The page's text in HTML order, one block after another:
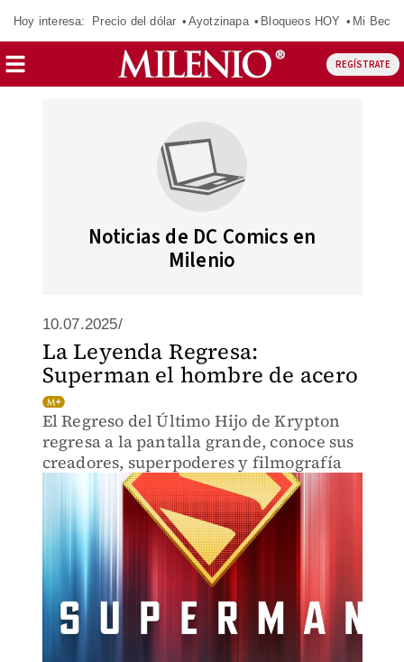
Hoy interesa: Precio del dólar Ayotzinapa Bloqueos HOY Mi Beca
REGÍSTRATE
Noticias de DC Comics en
Milenio
10.07.2025/
La Leyenda Regresa:
Superman el hombre de acero
El Regreso del Último Hijo de Krypton
regresa a la pantalla grande, conoce sus
creadores, superpoderes y filmografía